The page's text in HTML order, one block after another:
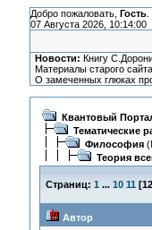
Добро пожаловать, Гость.
07 Августа 2026, 10:14:00
Новости: Книгу
Материалы старого
О замеченных глюках
Квантовый
Тематические
Философия
Теория
Страниц: 1 ... 10 11 [12
Автор